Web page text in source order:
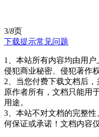
3/8页
下载提示常见问题
1、本站所有内容均由用
侵犯商业秘密、侵犯著作
2、当您付费下载文档后
原作者所有，文档只能用
用途。
3、本站不对文档的完整
何保证或承诺！文档内容